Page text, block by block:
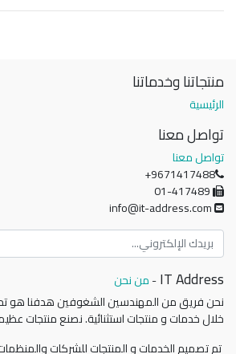
منتجاتنا وخدماتنا
الرئيسية
تواصل معنا
تواصل معنا
+9671417488
info@it-address.com
IT Address
-من نحن
نحن فريق من المهندسين الشغوفين هدفنا هو
خلال خدمات و منتجات استثنائية. نصنع منتجات
تم تصميم الخدمات و المنتجات للشركات